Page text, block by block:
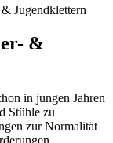
Jugendklettern
&
in jungen Jahren
Stühle zu
zur Normalität